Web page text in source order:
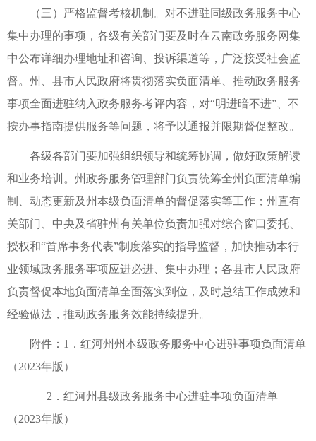
（三）严格监督考核机制。对不进驻同级政务服务中心
集中办理的事项，各级有关部门要及时在云南政务服务网集
中公布详细办理地址和咨询、投诉渠道等，广泛接受社会监
督。州、县市人民政府将贯彻落实负面清单、推动政务服务
事项全面进驻纳入政务服务考评内容，对“明进暗不进”、不
按办事指南提供服务等问题，将予以通报并限期督促整改。
各级各部门要加强组织领导和统筹协调，做好政策解读
和业务培训。州政务服务管理部门负责统筹全州负面清单编
制、动态更新及州本级负面清单的督促落实等工作；州直有
关部门、中央及省驻州有关单位负责加强对综合窗口委托、
授权和“首席事务代表”制度落实的指导监督，加快推动本行
业领域政务服务事项应进必进、集中办理；各县市人民政府
负责督促本地负面清单全面落实到位，及时总结工作成效和
经验做法，推动政务服务效能持续提升。
附件：1．红河州州本级政务服务中心进驻事项负面清单
（2023年版）
2．红河州县级政务服务中心进驻事项负面清单
（2023年版）